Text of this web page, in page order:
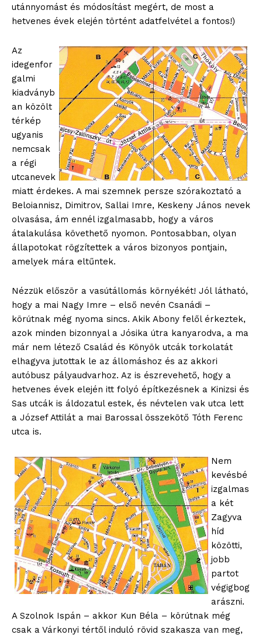
utánnyomást és módosítást megért, de most a
hetvenes évek elején történt adatfelvétel a fontos!)
Az
idegenfor
galmi
kiadványb
an közölt
térkép
ugyanis
nemcsak
a régi
utcanevek
miatt érdekes. A mai szemnek persze szórakoztató a
Beloiannisz, Dimitrov, Sallai Imre, Keskeny János nevek
olvasása, ám ennél izgalmasabb, hogy a város
átalakulása követhető nyomon. Pontosabban, olyan
állapotokat rögzítettek a város bizonyos pontjain,
amelyek mára eltűntek.
Nézzük először a vasútállomás környékét! Jól látható,
hogy a mai Nagy Imre – első nevén Csanádi –
körútnak még nyoma sincs. Akik Abony felől érkeztek,
azok minden bizonnyal a Jósika útra kanyarodva, a ma
már nem létező Család és Könyök utcák torkolatát
elhagyva jutottak le az állomáshoz és az akkori
autóbusz pályaudvarhoz. Az is észrevehető, hogy a
hetvenes évek elején itt folyó építkezésnek a Kinizsi és
Sas utcák is áldozatul estek, és névtelen vak utca lett
a József Attilát a mai Barossal összekötő Tóth Ferenc
utca is.
Nem
kevésbé
izgalmas
a két
Zagyva
híd
közötti,
jobb
partot
végigbog
arászni.
A Szolnok Ispán – akkor Kun Béla – körútnak még
csak a Várkonyi tértől induló rövid szakasza van meg,